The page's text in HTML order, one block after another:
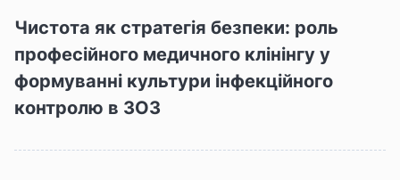
Чистота як стратегія безпеки: роль
професійного медичного клінінгу у
формуванні культури інфекційного
контролю в ЗОЗ